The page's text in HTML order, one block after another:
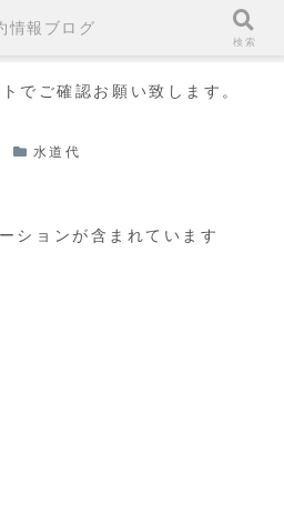
でご確認お願い致します。
水道代
ションが含まれています
情報ブログ
検索